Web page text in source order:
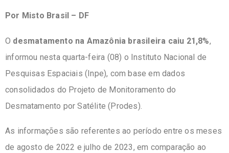
Por Misto Brasil – DF
O desmatamento na Amazônia brasileira caiu 21,8%,
informou nesta quarta-feira (08) o Instituto Nacional de
Pesquisas Espaciais (Inpe), com base em dados
consolidados do Projeto de Monitoramento do
Desmatamento por Satélite (Prodes).
As informações são referentes ao período entre os meses
de agosto de 2022 e julho de 2023, em comparação ao